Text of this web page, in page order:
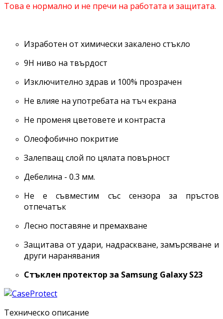
Това е нормално и не пречи на работата и защитата.
Изработен от химически закалено стъкло
9H ниво на твърдост
Изключително здрав и 100% прозрачен
Не влияе на употребата на тъч екрана
Не променя цветовете и контраста
Олеофобично покритие
Залепващ слой по цялата повърност
Дебелина - 0.3 мм.
Не е съвместим със сензора за пръстов
отпечатък
Лесно поставяне и премахване
Защитава от удари, надраскване, замърсяване и
други наранявания
Стъклен протектор за Samsung Galaxy S23
Техническо описание